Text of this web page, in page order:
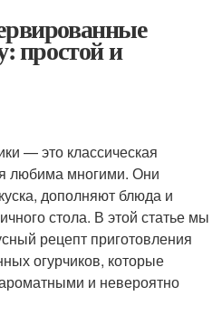
простой и
— это классическая
любима многими. Они
дополняют блюда и
стола. В этой статье мы
рецепт приготовления
огурчиков, которые
и невероятно